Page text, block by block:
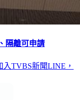
隔離可申請
入TVBS新聞LINE，